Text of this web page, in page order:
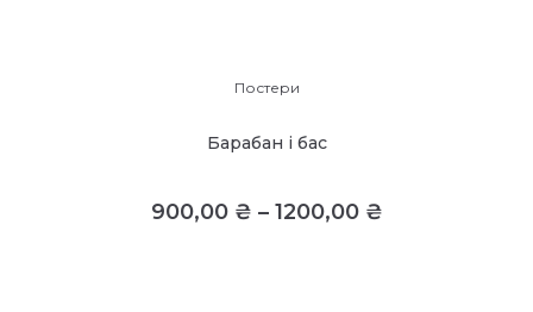
Постери
Барабан і бас
900,00 ₴ – 1200,00 ₴